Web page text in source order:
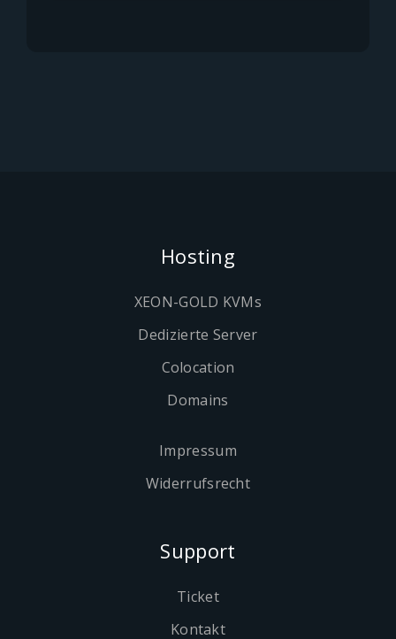
Hosting
XEON-GOLD KVMs
Dedizierte Server
Colocation
Domains
Impressum
Widerrufsrecht
Support
Ticket
Kontakt